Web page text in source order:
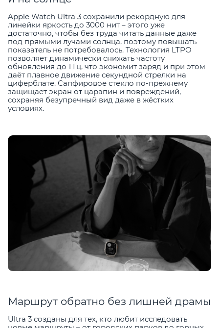
Apple Watch Ultra 3 сохранили рекордную для
линейки яркость до 3000 нит – этого уже
достаточно, чтобы без труда читать данные даже
под прямыми лучами солнца, поэтому повышать
показатель не потребовалось. Технология LTPO
позволяет динамически снижать частоту
обновления до 1 Гц, что экономит заряд и при этом
даёт плавное движение секундной стрелки на
циферблате. Сапфировое стекло по-прежнему
защищает экран от царапин и повреждений,
сохраняя безупречный вид даже в жёстких
условиях.
Маршрут обратно без лишней драмы
Ultra 3 созданы для тех, кто любит исследовать